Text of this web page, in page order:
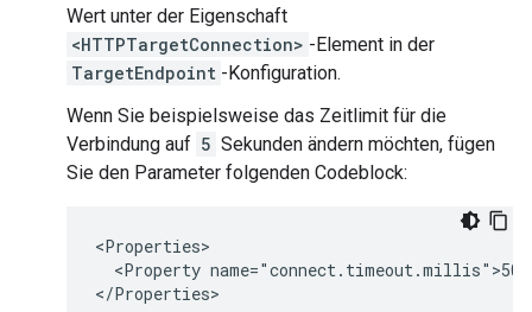
Wert unter der Eigenschaft
<HTTPTargetConnection> -Element in der
TargetEndpoint -Konfiguration.
Wenn Sie beispielsweise das Zeitlimit für die
Verbindung auf 5 Sekunden ändern möchten, fügen
Sie den Parameter folgenden Codeblock:
<Properties>
<Property
</Properties>